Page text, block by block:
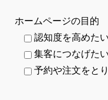
ホームページの目的
認知度を高めたい
集客につなげたい
予約や注文をと